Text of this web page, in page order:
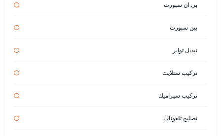
بي ان سبورت
بين سبورت
تبديل تواير
تركيب ستلايت
تركيب سيراميك
تصليح تلفونات